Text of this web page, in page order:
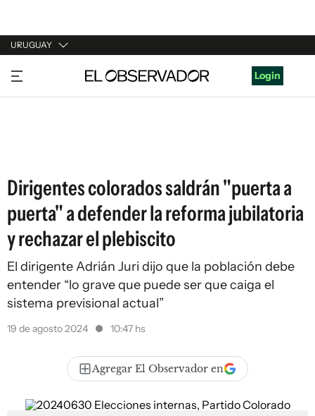
URUGUAY
URUGUAY
ARGENTINA
Login
Dirigentes colorados saldrán "puerta a
puerta" a defender la reforma jubilatoria
y rechazar el plebiscito
El dirigente Adrián Juri dijo que la población debe
entender “lo grave que puede ser que caiga el
sistema previsional actual”
19 de agosto 2024 10:47 hs
Agregar El Observador en